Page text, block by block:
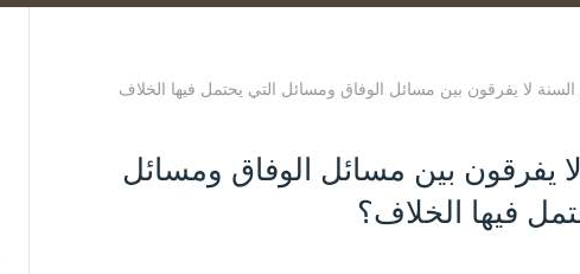
لا يفرقون بين مسائل الوفاق ومسائل التي يحتمل فيها الخلاف
يفرقون بين مسائل الوفاق ومسائل
فيها الخلاف؟